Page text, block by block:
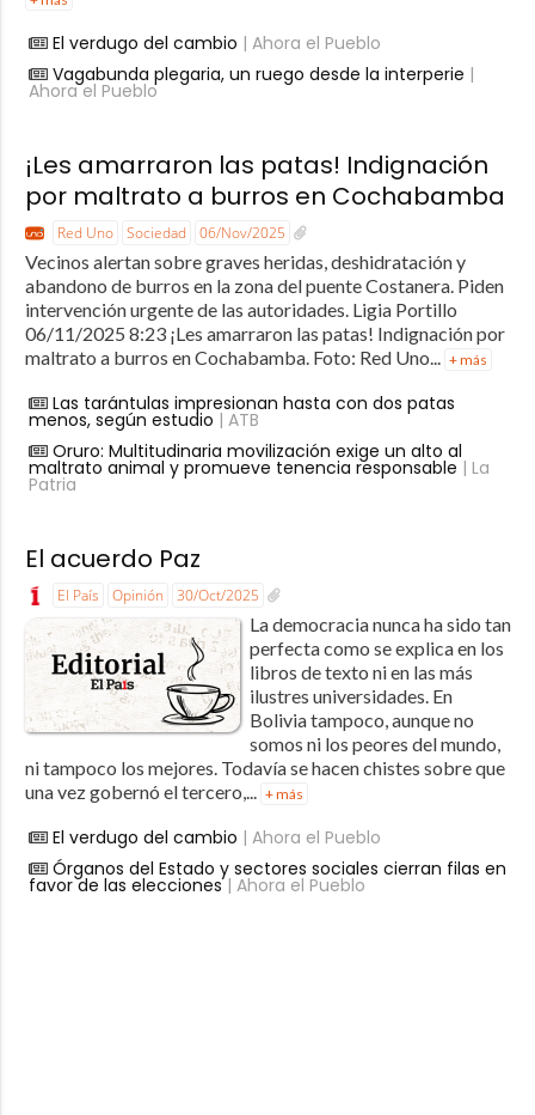
El verdugo del cambio | Ahora el Pueblo
Vagabunda plegaria, un ruego desde la interperie |
Ahora el Pueblo
¡Les amarraron las patas! Indignación
por maltrato a burros en Cochabamba
Red Uno Sociedad 06/Nov/2025
Vecinos alertan sobre graves heridas, deshidratación y
abandono de burros en la zona del puente Costanera. Piden
intervención urgente de las autoridades. Ligia Portillo
06/11/2025 8:23 ¡Les amarraron las patas! Indignación por
maltrato a burros en Cochabamba. Foto: Red Uno... + más
Las tarántulas impresionan hasta con dos patas
menos, según estudio | ATB
Oruro: Multitudinaria movilización exige un alto al
maltrato animal y promueve tenencia responsable | La
Patria
El acuerdo Paz
El País Opinión 30/Oct/2025
La democracia nunca ha sido tan
perfecta como se explica en los
libros de texto ni en las más
ilustres universidades. En
Bolivia tampoco, aunque no
somos ni los peores del mundo,
ni tampoco los mejores. Todavía se hacen chistes sobre que
una vez gobernó el tercero,... + más
El verdugo del cambio | Ahora el Pueblo
Órganos del Estado y sectores sociales cierran filas en
favor de las elecciones| Ahora el Pueblo